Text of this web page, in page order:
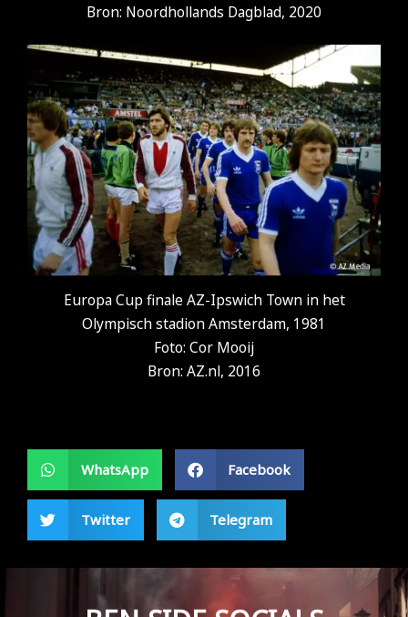
Bron: Noordhollands Dagblad, 2020
Europa Cup finale AZ-Ipswich Town in het
Olympisch stadion Amsterdam, 1981
Foto: Cor Mooij
Bron: AZ.nl, 2016
WhatsApp Facebook
Twitter Telegram